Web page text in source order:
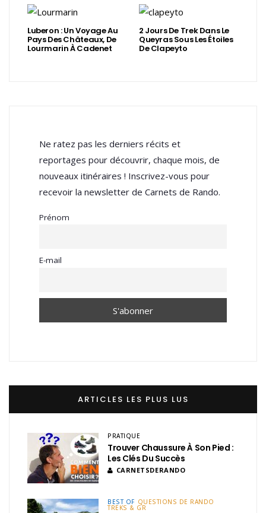
Luberon : Un Voyage Au
Pays Des Châteaux, De
Lourmarin À Cadenet
2 Jours De Trek Dans Le
Queyras Sous Les Étoiles
De Clapeyto
Ne ratez pas les derniers récits et
reportages pour découvrir, chaque mois, de
nouveaux itinéraires ! Inscrivez-vous pour
recevoir la newsletter de Carnets de Rando.
Prénom
E-mail
ARTICLES LES PLUS LUS
PRATIQUE
Trouver Chaussure À Son Pied :
Les Clés Du Succès
CARNETSDERANDO
BEST OF QUESTIONS DE RANDO
TREKS & GR